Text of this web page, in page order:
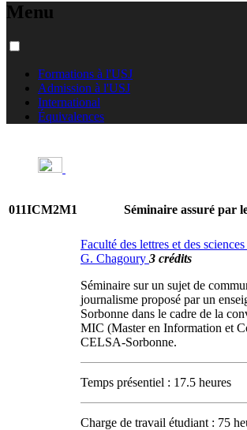
Menu
Formations à l'USJ
Admission à l'USJ
International
Équivalences
011ICM2M1 Séminaire assuré par
Faculté des lettres et des
G. Chagoury 3 crédits
Séminaire sur un sujet de
journalisme proposé par un
Sorbonne dans le cadre de la
MIC (Master en Information et
CELSA-Sorbonne.
Temps présentiel : 17.5 heures
Charge de travail étudiant : 75